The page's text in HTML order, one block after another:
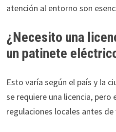
atención al entorno son
¿Necesito una
un patinete
Esto varía según el país y la
se requiere una licencia,
regulaciones locales antes de